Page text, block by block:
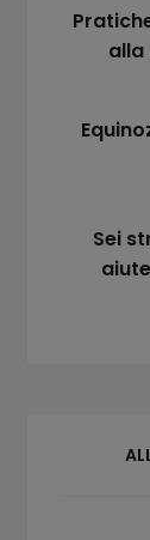
alla
Sei